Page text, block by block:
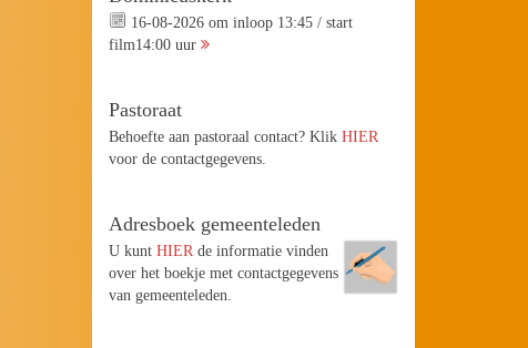
16-08-2026 om inloop 13:45 / start
film14:00 uur
Pastoraat
Behoefte aan pastoraal contact? KlikHIER
voor de contactgegevens.
Adresboek gemeenteleden
U kuntHIER de informatie vinden
over het boekje met contactgegevens
van gemeenteleden.